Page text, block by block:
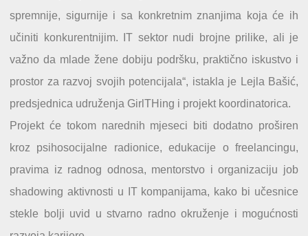
spremnije, sigurnije i sa konkretnim znanjima koja će ih
učiniti konkurentnijim. IT sektor nudi brojne prilike, ali je
važno da mlade žene dobiju podršku, praktično iskustvo i
prostor za razvoj svojih potencijala“, istakla je Lejla Bašić,
predsjednica udruženja GirlTHing i projekt koordinatorica.
Projekt će tokom narednih mjeseci biti dodatno proširen
kroz psihosocijalne radionice, edukacije o freelancingu,
pravima iz radnog odnosa, mentorstvo i organizaciju job
shadowing aktivnosti u IT kompanijama, kako bi učesnice
stekle bolji uvid u stvarno radno okruženje i mogućnosti